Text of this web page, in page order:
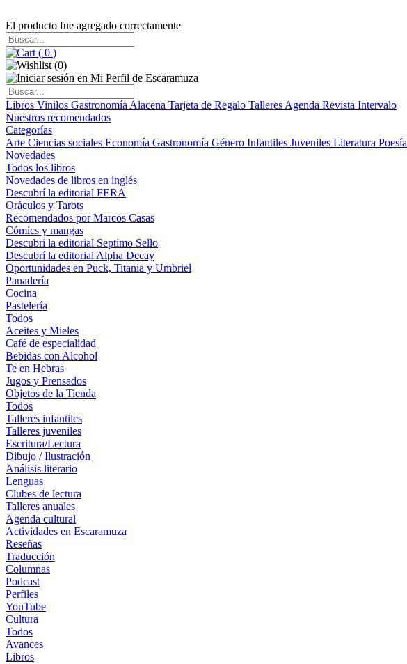
El producto fue agregado correctamente
( 0 )
(0)
Libros Vinilos Gastronomía Alacena Tarjeta de Regalo Talleres Agenda Revista Intervalo
Nuestros recomendados
Categorías
Arte Ciencias sociales Economía Gastronomía Género Infantiles Juveniles Literatura Poesía
Novedades
Todos los libros
Novedades de libros en inglés
Descubrí la editorial FERA
Oráculos y Tarots
Recomendados por Marcos Casas
Cómics y mangas
Descubri la editorial Septimo Sello
Descubrí la editorial Alpha Decay
Oportunidades en Puck, Titania y Umbriel
Panadería
Cocina
Pastelería
Todos
Aceites y Mieles
Café de especialidad
Bebidas con Alcohol
Te en Hebras
Jugos y Prensados
Objetos de la Tienda
Todos
Talleres infantiles
Talleres juveniles
Escritura/Lectura
Dibujo / Ilustración
Análisis literario
Lenguas
Clubes de lectura
Talleres anuales
Agenda cultural
Actividades en Escaramuza
Reseñas
Traducción
Columnas
Podcast
Perfiles
YouTube
Cultura
Todos
Avances
Libros